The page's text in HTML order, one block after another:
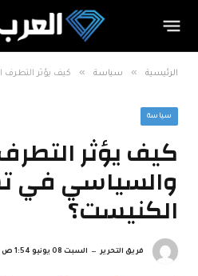
الرئيسية » سياسة » كيف يؤثر التطرف
سياسة
كيف يؤثر
والسياسي في
الكنيست؟
فريق التحرير السبت 08 يونيو 1:54 ص